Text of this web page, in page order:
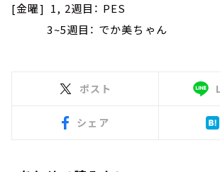
[金曜] 1, 2週目： PES
3~5週目： でか美ちゃん
ポスト
シェア